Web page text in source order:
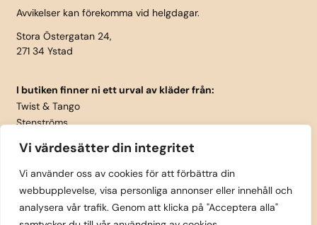
Vi värdesätter din integritet
Vi använder oss av cookies för att förbättra din
webbupplevelse, visa personliga annonser eller innehåll och
analysera vår trafik. Genom att klicka på "Acceptera alla"
Avvikelser kan förekomma vid helgdagar.
Stora Östergatan 24,
271 34 Ystad
I butiken finner ni ett urval av kläder från:
Twist & Tango
Stenströms
Isay
LauRie
Rosemunde